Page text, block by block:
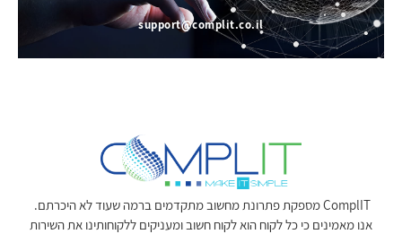
support@complit.co.il
ComplIT מספקת פתרונת מחשוב מתקדמים ברמה שעוד לא היכרתם.
אנו מאמינים כי כל לקוח הוא לקוח חשוב ומעניקים ללקוחותינו את השירות